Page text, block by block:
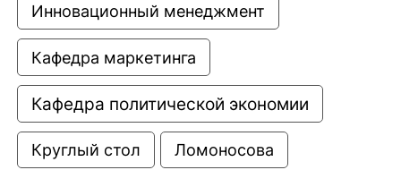
Инновационный менеджмент
Кафедра маркетинга
Кафедра политической экономии
Круглый стол Ломоносова